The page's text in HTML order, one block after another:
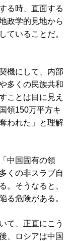
る時、直面する
政学的見地から
ていることだ。
機にして、内部
多くの民族共和
ことは目に見え
領150万平方キ
われた」と理解
中国固有の領
くの非スラブ自
。そうなると、
る危険がある。
て、正直にこう
、ロシアは中国